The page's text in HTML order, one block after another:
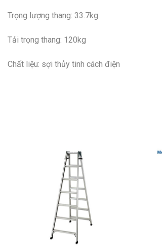
Trọng lượng thang: 33.7kg
Tải trọng thang: 120kg
Chất liệu: sợi thủy tinh cách điện